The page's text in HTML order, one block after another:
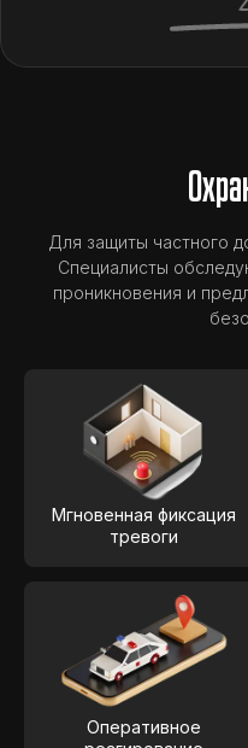
Для защиты частного
Специалисты
проникновения и
Мгновенная фиксация
тревоги
Оперативное